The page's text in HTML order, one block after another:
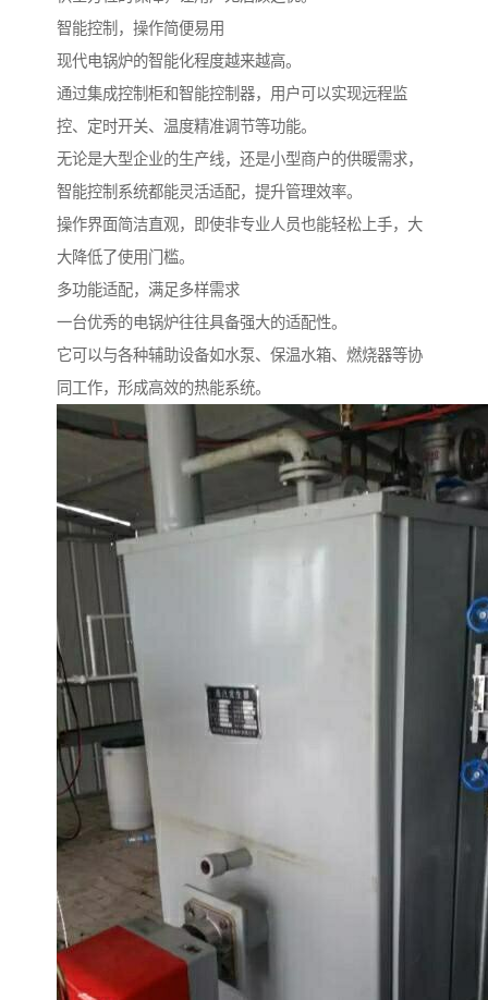
智能控制，操作简便易用
现代电锅炉的智能化程度越来越高。
通过集成控制柜和智能控制器，用户可以实现远程监
控、定时开关、温度精准调节等功能。
无论是大型企业的生产线，还是小型商户的供暖需求，
智能控制系统都能灵活适配，提升管理效率。
操作界面简洁直观，即使非专业人员也能轻松上手，大
大降低了使用门槛。
多功能适配，满足多样需求
一台优秀的电锅炉往往具备强大的适配性。
它可以与各种辅助设备如水泵、保温水箱、燃烧器等协
同工作，形成高效的热能系统。